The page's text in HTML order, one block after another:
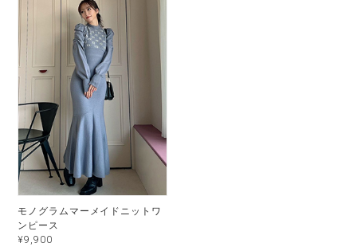
モノグラムマーメイドニットワ
ンピース
¥9,900